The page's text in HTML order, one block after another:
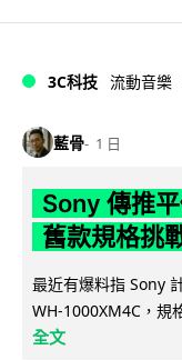
3C科技 流動音樂
藍骨 1 日
Sony 傳推
舊款規格挑
最近有爆料指 Sony
WH-1000XM4C，規
全文